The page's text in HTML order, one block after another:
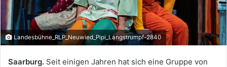
Landesbühne_RLP_Neuwied_Pipi_Langstrumpf-2840
Saarburg. Seit einigen Jahren hat sich eine Gruppe von